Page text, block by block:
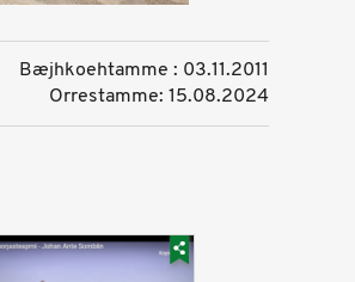
Bæjhkoehtamme : 03.11.2011
Orrestamme: 15.08.2024